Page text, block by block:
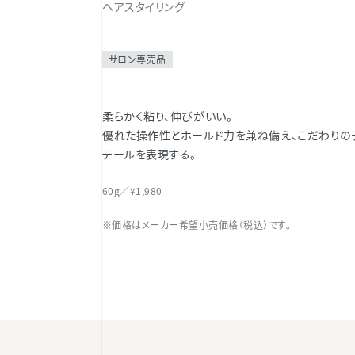
ヘアスタイリング
サロン専売品
柔らかく粘り、伸びがいい。
優れた操作性とホールド力を兼ね備え、こだわりの
テールを表現する。
60g／¥1,980
※価格はメーカー希望小売価格（税込）です。